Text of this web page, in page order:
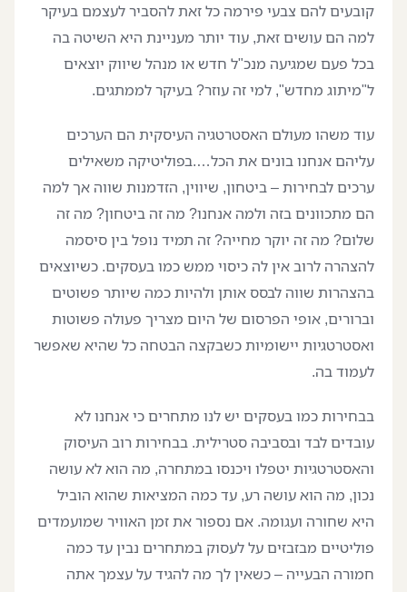
קובעים להם צבעי פירמה כל זאת להסביר לעצמם בעיקר
למה הם עושים זאת, עוד יותר מעניינת היא השיטה בה
בכל פעם שמגיעה מנכ"ל חדש או מנהל שיווק יוצאים
ל"מיתוג מחדש", למי זה עוזר? בעיקר לממתגים.
עוד משהו מעולם האסטרטגיה העיסקית הם הערכים
עליהם אנחנו בונים את הכל….בפוליטיקה משאילים
ערכים לבחירות – ביטחון, שיווין, הזדמנות שווה אך למה
הם מתכוונים בזה ולמה אנחנו? מה זה ביטחון? מה זה
שלום? מה זה יוקר מחייה? זה תמיד נופל בין סיסמה
להצהרה לרוב אין לה כיסוי ממש כמו בעסקים. כשיוצאים
בהצהרות שווה לבסס אותן ולהיות כמה שיותר פשוטים
וברורים, אופי הפרסום של היום מצריך פעולה פשוטות
ואסטרטגיות יישומיות כשבקצה הבטחה כל שהיא שאפשר
לעמוד בה.
בבחירות כמו בעסקים יש לנו מתחרים כי אנחנו לא
עובדים לבד ובסביבה סטרילית. בבחירות רוב העיסוק
והאסטרטגיות יטפלו ויכנסו במתחרה, מה הוא לא עושה
נכון, מה הוא עושה רע, עד כמה המציאות שהוא הוביל
היא שחורה ועגומה. אם נספור את זמן האוויר שמועמדים
פוליטיים מבזבזים על לעסוק במתחרים נבין עד כמה
חמורה הבעייה – כשאין לך מה להגיד על עצמך אתה